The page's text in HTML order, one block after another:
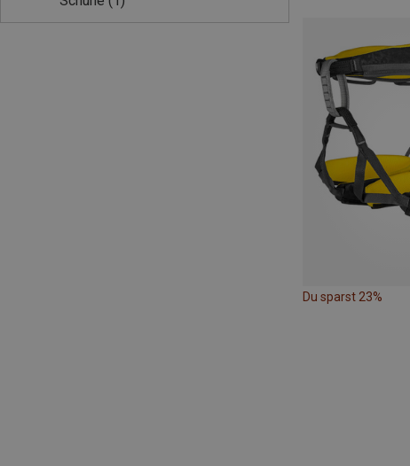
Du sparst 23%